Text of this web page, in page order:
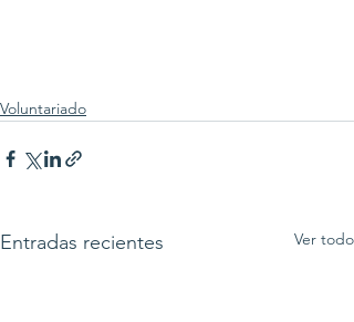
Voluntariado
Entradas recientes Ver todo